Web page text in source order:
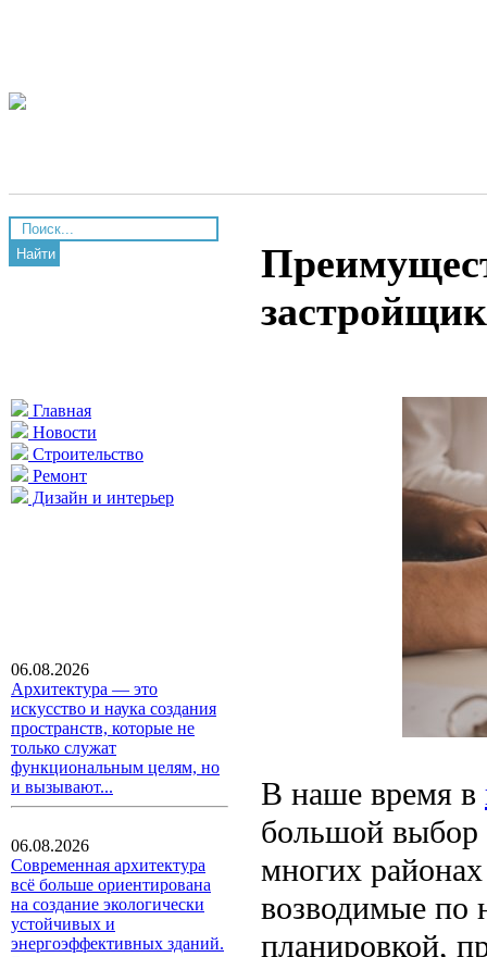
Найти
Главная
Новости
Строительство
Ремонт
Дизайн и интерьер
06.08.2026
Архитектура — это
искусство и наука создания
пространств, которые не
только служат
функциональным целям, но
и вызывают...
06.08.2026
Современная архитектура
всё больше ориентирована
на создание экологически
устойчивых и
энергоэффективных зданий.
В наше время в
большой выбор
многих
возводимые по
планировкой,